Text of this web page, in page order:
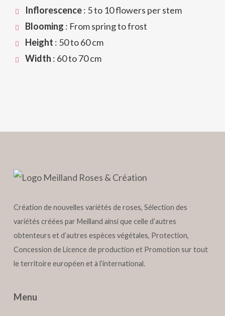
Inflorescence: 5 to 10 flowers per stem
Blooming : From spring to frost
Height : 50 to 60 cm
Width : 60 to 70 cm
Création de nouvelles variétés de roses, Sélection des
variétés créées par Meilland ainsi que celle d’autres
obtenteurs et d’autres espèces végétales, Protection,
Concession de Licence de production et Promotion sur tout
le territoire européen et à l’international.
Menu